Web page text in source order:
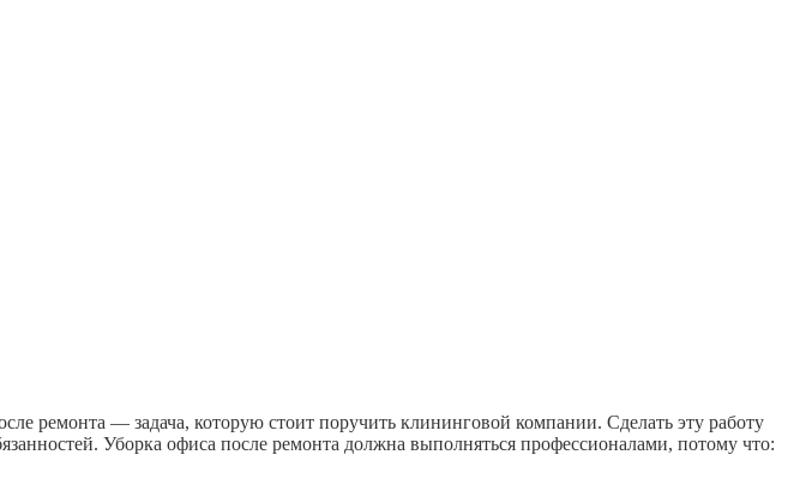
ремонта — задача, которую стоит поручить клининговой компании. Сделать эту работу
Уборка офиса после ремонта должна выполняться профессионалами, потому что: